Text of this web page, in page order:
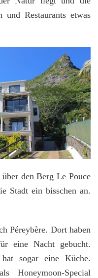
und Restaurants etwas
über den Berg Le Pouce
Stadt ein bisschen an.
Péreybère. Dort haben
eine Nacht gebucht.
sogar eine Küche.
Honeymoon-Special